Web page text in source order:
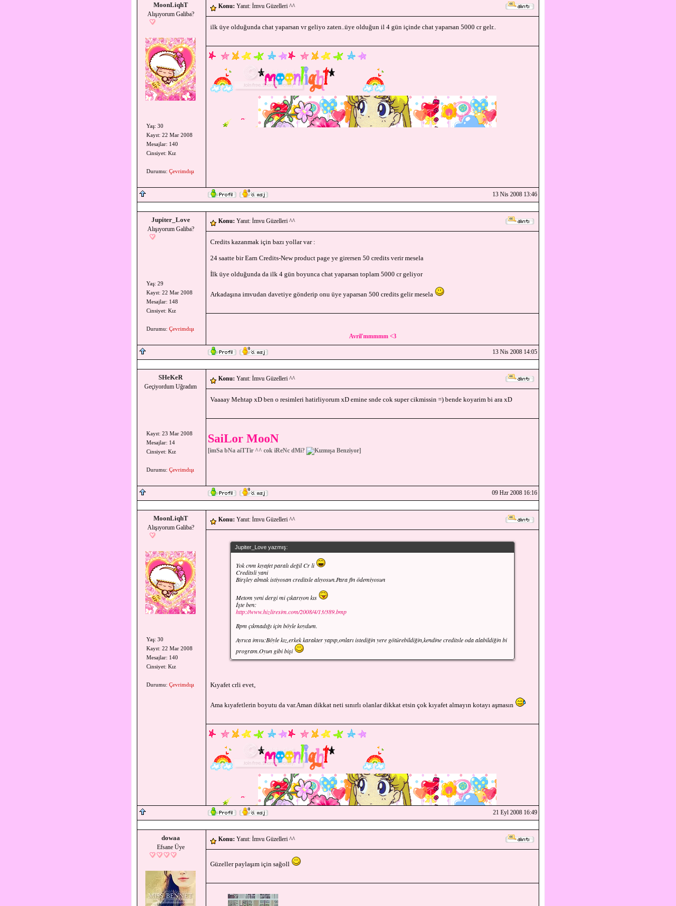
MoonLiqhT
Alışıyorum Galiba?
Yaş: 30
Kayıt: 22 Mar 2008
Mesajlar: 140
Cinsiyet: Kız
Durumu: Çevrimdışı
Konu: Yanıt: İmvu Güzelleri ^^
ilk üye olduğunda chat yaparsan vr geliyo zaten..üye olduğun il 4 gün içinde chat yaparsan 5000 cr gelr..
13 Nis 2008 13:46
Jupiter_Love
Alışıyorum Galiba?
Yaş: 29
Kayıt: 22 Mar 2008
Mesajlar: 148
Cinsiyet: Kız
Durumu: Çevrimdışı
Konu: Yanıt: İmvu Güzelleri ^^
Credits kazanmak için bazı yollar var :
24 saatte bir Earn Credits-New product page ye girersen 50 credits verir mesela
İlk üye olduğunda da ilk 4 gün boyunca chat yaparsan toplam 5000 cr geliyor
Arkadaşına imvudan davetiye gönderip onu üye yaparsan 500 credits gelir mesela
Avril'mmmmm <3
13 Nis 2008 14:05
SHeKeR
Geçiyordum Uğradım
Kayıt: 23 Mar 2008
Mesajlar: 14
Cinsiyet: Kız
Durumu: Çevrimdışı
Konu: Yanıt: İmvu Güzelleri ^^
Vaaaay Mehtap xD ben o resimleri hatirliyorum xD emine snde cok super cikmissin =) bende koyarim bi ara xD
SaiLor MooN
[imSa bNa aiTTir ^^ cok iReNc dMi? ]
09 Hzr 2008 16:16
MoonLiqhT
Alışıyorum Galiba?
Yaş: 30
Kayıt: 22 Mar 2008
Mesajlar: 140
Cinsiyet: Kız
Durumu: Çevrimdışı
Konu: Yanıt: İmvu Güzelleri ^^
Jupiter_Love yazmış:
Yok cnm kıyafet paralı değil Cr li
Creditsli yani
Birşley almak istiyosan creditsle alıyosun.Para fln ödemiyosun
Metom yeni dergi mi çıkarıyon kıs
İşte ben:
http://www.hizliresim.com/2008/4/13/389.bmp
Bpm çıkmadığı için böyle koydum.
Ayrıca imvu:Böyle kız,erkek karakter yapıp,onları istediğin yere götürebildiğin,kendine creditsle oda alabildiğin bi
program.Oyun gibi bişi
Kıyafet crli evet,
Ama kıyafetlerin boyutu da var.Aman dikkat neti sınırlı olanlar dikkat etsin çok kıyafet almayın kotayı aşmasın
21 Eyl 2008 16:49
dowaa
Efsane Üye
Konu: Yanıt: İmvu Güzelleri ^^
Güzeller paylaşım için sağoll